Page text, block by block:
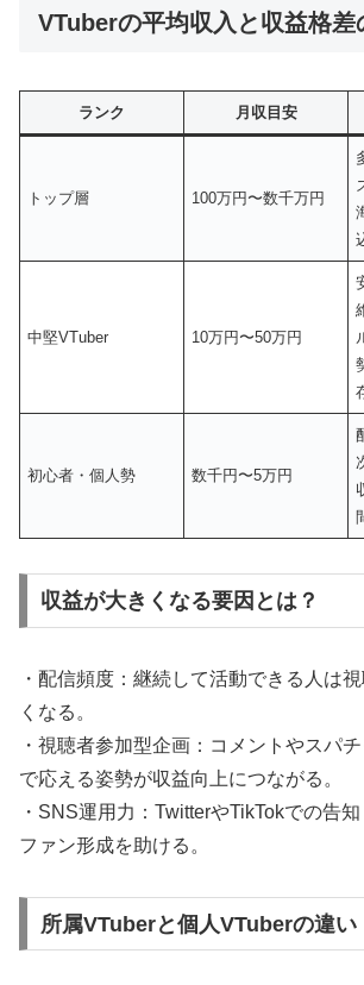
VTuberの平均収入と収益格差
ランク 月収目安
トップ層 100万円〜数千万円
中堅VTuber 10万円〜50万円
初心者・個人勢 数千円〜5万円
収益が大きくなる要因とは？
・配信頻度：継続して活動できる人は
くなる。
・視聴者参加型企画：コメントやスパ
で応える姿勢が収益向上につながる。
・SNS運用力：TwitterやTikTokでの告
ファン形成を助ける。
所属VTuberと個人VTuberの違い